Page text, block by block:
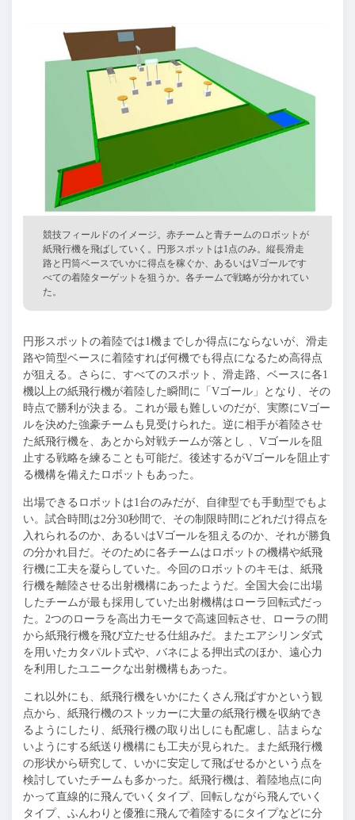
競技フィールドのイメージ。赤チームと青チームのロボットが
紙飛行機を飛ばしていく。円形スポットは1点のみ。縦長滑走
路と円筒ベースでいかに得点を稼ぐか、あるいはVゴールです
べての着陸ターゲットを狙うか。各チームで戦略が分かれてい
た。
円形スポットの着陸では1機までしか得点にならないが、滑走
路や筒型ベースに着陸すれば何機でも得点になるため高得点
が狙える。さらに、 すべてのスポット、滑走路、ベースに各1
機以上の紙飛行機が着陸した瞬間に「Vゴール」となり、 その
時点で勝利が決まる。これが最も難しいのだが、実際にVゴー
ルを決めた強豪チームも見受けられた。逆に相手が着陸させ
た紙飛行機を、あとから対戦チームが落とし 、Vゴールを阻
止する戦略を練ることも可能だ。後述するがVゴールを阻止す
る機構を備えたロボットもあった。
出場できるロボットは1台のみだが、自律型でも手動型でもよ
い。試合時間は2分30秒間で、その制限時間にどれだけ得点を
入れられるのか、あるいはVゴールを狙えるのか、それが勝負
の分かれ目だ。そのために各チームはロボットの機構や紙飛
行機に工夫を凝らしていた。今回のロボットのキモは、紙飛
行機を離陸させる出射機構にあったようだ。全国大会に出場
したチームが最も採用していた出射機構はローラ回転式だっ
た。2つのローラを高出力モータで高速回転させ、ローラの間
から紙飛行機を飛び立たせる仕組みだ。またエアシリンダ式
を用いたカタパルト式や、バネによる押出式のほか、遠心力
を利用したユニークな出射機構もあった。
これ以外にも、紙飛行機をいかにたくさん飛ばすかという観
点から、紙飛行機のストッカーに大量の紙飛行機を収納でき
るようにしたり、紙飛行機の取り出しにも配慮し、詰まらな
いようにする紙送り機構にも工夫が見られた。また紙飛行機
の形状から研究して、いかに安定して飛ばせるかという点を
検討していたチームも多かった。紙飛行機は、着陸地点に向
かって直線的に飛んでいくタイプ、回転しながら飛んでいく
タイプ、ふんわりと優雅に飛んで着陸するにタイプなどに分